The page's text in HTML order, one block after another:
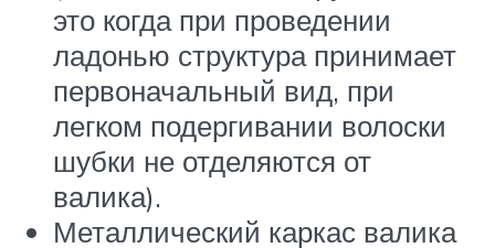
это когда при проведении
ладонью структура принимает
первоначальный вид, при
легком подергивании волоски
шубки не отделяются от
валика).
Металлический каркас валика